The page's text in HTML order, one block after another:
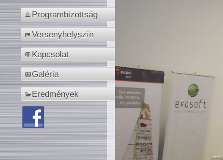
Programbizottság
Versenyhelyszín
Kapcsolat
Galéria
Eredmények